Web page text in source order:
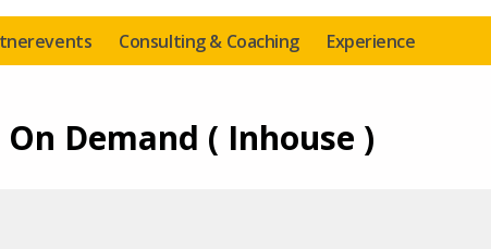
Consulting & Coaching Experience
On Demand ( Inhouse )